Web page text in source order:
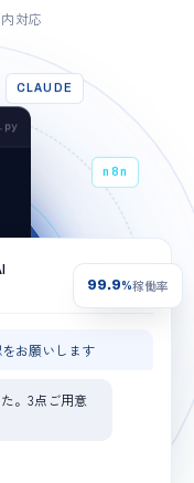
対応
CLAUDE
n8n
お願いします
。3点ご用意
99.9%稼働率